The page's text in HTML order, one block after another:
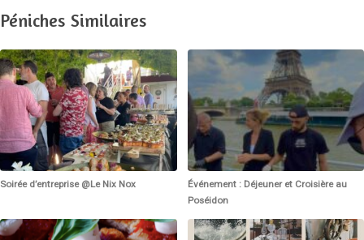
Péniches Similaires
Soirée d’entreprise @Le Nix Nox
Événement : Déjeuner et Croisière au
Poséidon